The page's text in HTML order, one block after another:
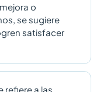
o
se sugiere
satisfacer
refiere a las